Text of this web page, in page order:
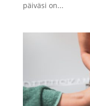
päiväsi on...